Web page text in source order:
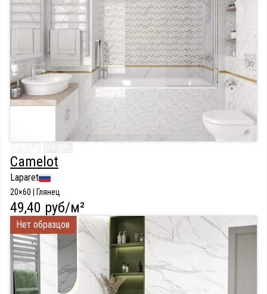
Camelot
Laparet
20×60 | Глянец
49,40 руб/м²
Нет образцов